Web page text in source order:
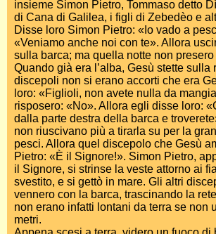
insieme Simon Pietro, Tommaso detto
di Cana di Galilea, i figli di Zebedèo e
Disse loro Simon Pietro: «Io vado a
«Veniamo anche noi con te». Allora
sulla barca; ma quella notte non
Quando già era l’alba, Gesù stette sulla
discepoli non si erano accorti che era
loro: «Figlioli, non avete nulla da
risposero: «No». Allora egli disse loro:
dalla parte destra della barca e
non riuscivano più a tirarla su per la
pesci. Allora quel discepolo che Gesù
Pietro: «È il Signore!». Simon Pietro,
il Signore, si strinse la veste attorno ai
svestito, e si gettò in mare. Gli altri
vennero con la barca, trascinando la
non erano infatti lontani da terra se non
metri.